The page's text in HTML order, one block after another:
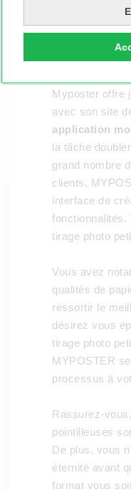
utilisation,
Myposter offre
avec son site
application
la tâche
grand nombre
clients,
interface de
fonctionnalités.
tirage photo
Vous avez
qualités de
ressortir le
désirez vous
tirage photo
MYPOSTER
processus à
Rassurez-
pointilleuses
De plus, vous
éternité avant
format vous